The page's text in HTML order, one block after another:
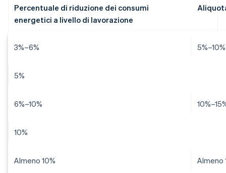
Percentuale di riduzione dei consumi
energetici a livello di lavorazione
3%–6% 5%–10%
5%
6%–10%
10%
Almeno 10% Almeno